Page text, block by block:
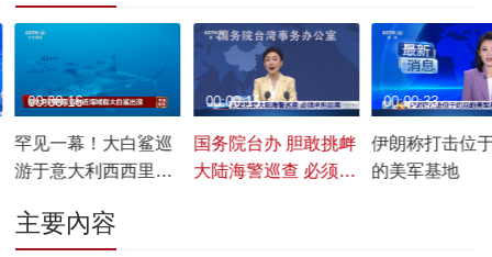
罕见一幕！大白鲨巡
游于意大利西西里岛
00:00:16
国务院台办 胆敢挑衅
大陆海警巡查 必须承
00:00:15
伊朗称打击位
的美军基地
00:00:33
主要內容